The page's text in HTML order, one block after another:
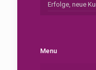
Erfolge, neue
Menu